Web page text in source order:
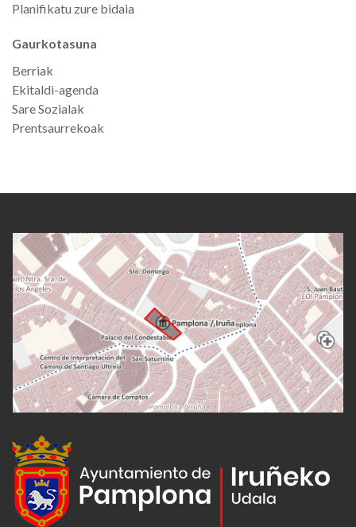
Planifikatu zure bidaia
Gaurkotasuna
Berriak
Ekitaldi-agenda
Sare Sozialak
Prentsaurrekoak